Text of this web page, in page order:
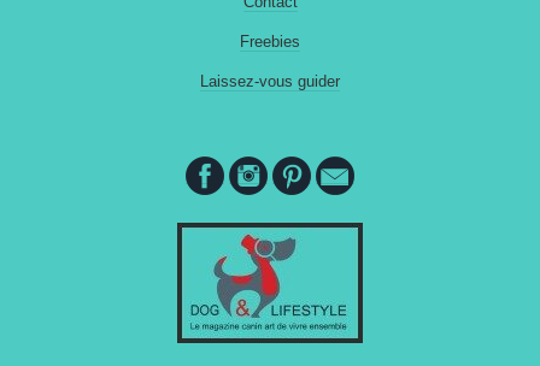
Freebies
Laissez-vous guider